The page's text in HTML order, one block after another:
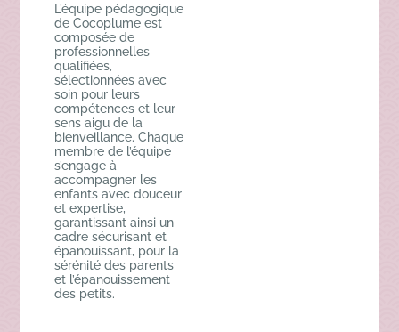
L’équipe pédagogique
de Cocoplume est
composée de
professionnelles
qualifiées,
sélectionnées avec
soin pour leurs
compétences et leur
sens aigu de la
bienveillance. Chaque
membre de l’équipe
s’engage à
accompagner les
enfants avec douceur
et expertise,
garantissant ainsi un
cadre sécurisant et
épanouissant, pour la
sérénité des parents
et l’épanouissement
des petits.